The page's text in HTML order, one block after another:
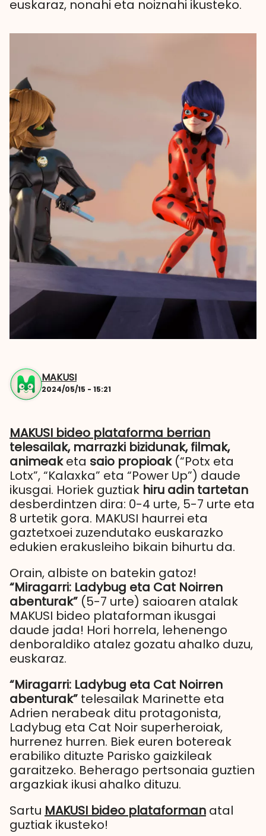
euskaraz, nonahi eta noiznahi ikusteko.
MAKUSI
2024/05/15 - 15:21
MAKUSI bideo plataforma berrian
telesailak, marrazki bizidunak, filmak,
animeaketa saio propioak(“Potx eta
Lotx”, “Kalaxka” eta “Power Up”) daude
ikusgai. Horiek guztiak hiru adin tartetan
desberdintzen dira: 0-4 urte, 5-7 urte eta
8 urtetik gora. MAKUSI haurrei eta
gaztetxoei zuzendutako euskarazko
edukien erakusleiho bikain bihurtu da.
Orain, albiste on batekin gatoz!
“Miragarri: Ladybug eta Cat Noirren
abenturak” (5-7 urte) saioaren atalak
MAKUSI bideo plataforman ikusgai
daude jada! Hori horrela, lehenengo
denboraldiko atalez gozatu ahalko duzu,
euskaraz.
“Miragarri: Ladybug eta Cat Noirren
abenturak” telesailak Marinette eta
Adrien nerabeak ditu protagonista,
Ladybug eta Cat Noir superheroiak,
hurrenez hurren. Biek euren botereak
erabiliko dituzte Parisko gaizkileak
garaitzeko. Beherago pertsonaia guztien
argazkiak ikusi ahalko dituzu.
Sartu MAKUSI bideo plataforman atal
guztiak ikusteko!